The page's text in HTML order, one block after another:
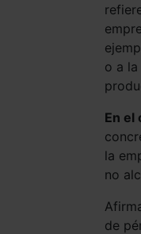
o a
En el
la
no
de